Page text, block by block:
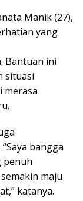
Manik (27),
yang
Bantuan ini
situasi
merasa
bangga
penuh
maju
katanya.